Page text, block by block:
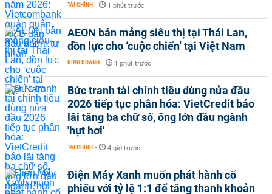
TÀI CHÍNH - 1 phút trước
AEON bán mảng siêu thị tại Thái Lan,
dồn lực cho ‘cuộc chiến’ tại Việt Nam
KINH DOANH - 1 phút trước
Bức tranh tài chính tiêu dùng nửa đầu
2026 tiếp tục phân hóa: VietCredit báo
lãi tăng ba chữ số, ông lớn đầu ngành
'hụt hơi'
TÀI CHÍNH - 4 giờ trước
Điện Máy Xanh muốn phát hành cổ
phiếu với tỷ lệ 1:1 để tăng thanh khoản